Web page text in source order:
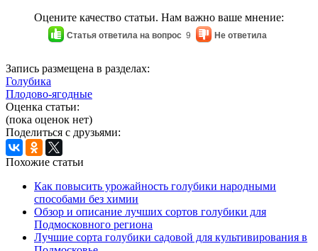
Оцените качество статьи. Нам важно ваше мнение:
Статья ответила на вопрос 9 Не ответила
Запись размещена в разделах:
Голубика
Плодово-ягодные
Оценка статьи:
(пока оценок нет)
Поделиться с друзьями:
Похожие статьи
Как повысить урожайность голубики народными
способами без химии
Обзор и описание лучших сортов голубики для
Подмосковного региона
Лучшие сорта голубики садовой для культивирования в